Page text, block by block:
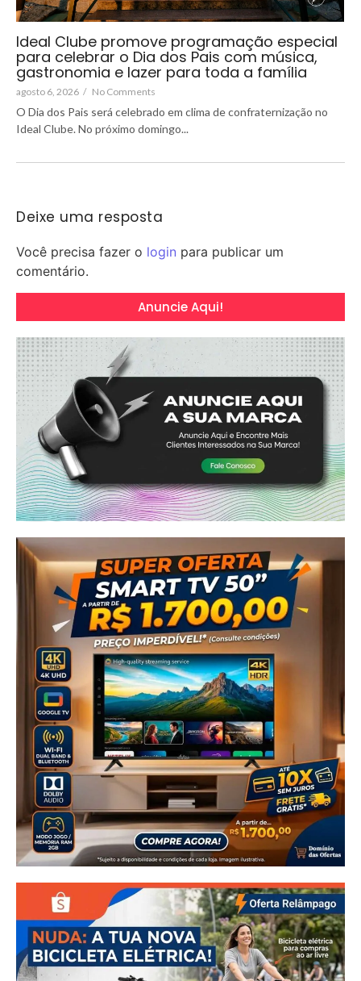
Ideal Clube promove programação especial
para celebrar o Dia dos Pais com música,
gastronomia e lazer para toda a família
agosto 6, 2026 / No Comments
O Dia dos Pais será celebrado em clima de confraternização no
Ideal Clube. No próximo domingo...
Deixe uma resposta
Você precisa fazer o login para publicar um
comentário.
Anuncie Aqui!